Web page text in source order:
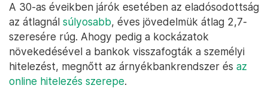
A 30-as éveikben járók esetében az eladósodottság
az átlagnál súlyosabb, éves jövedelmük átlag 2,7-
szeresére rúg. Ahogy pedig a kockázatok
növekedésével a bankok visszafogták a személyi
hitelezést, megnőtt az árnyékbankrendszer és az
online hitelezés szerepe.